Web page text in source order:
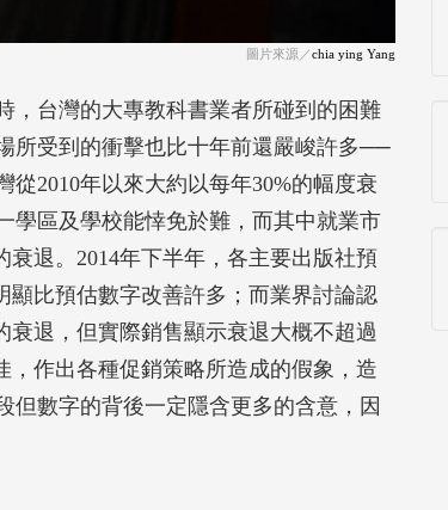
圖片來源／chia ying Yang
，台灣的大專教科書業者所碰到的困難
所受到的衝擊也比十年前還嚴峻許多──
2010年以來大約以每年30%的幅度衰
學區及學校能悻免於難，而其中就業市
退。2014年下半年，各主要出版社預
顯比預估數字改善許多；而業界討論認
衰退，但實際銷售顯示衰退大概不超過
，作出各種促銷策略所造成的假象，造
但數字的背後一定隱含更多的含意，因